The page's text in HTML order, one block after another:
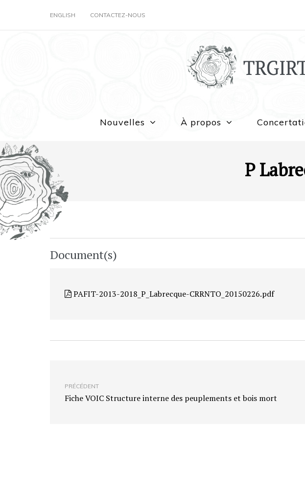
ENGLISH CONTACTEZ-NOUS
Nouvelles À propos
P
Document(s)
PAFIT-2013-2018_P_Labrecque-CRRNTO_20150226.pdf
PRÉCÉDENT
Fiche VOIC Structure interne des peuplements et bois mort